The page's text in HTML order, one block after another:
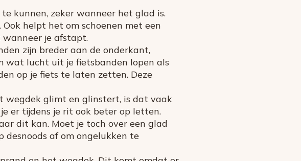
kunnen, zeker wanneer het glad is.
helpt het om schoenen met een
je afstapt.
zijn breder aan de onderkant,
wat lucht uit je fietsbanden lopen als
op je fiets te laten zetten. Deze
wegdek glimt en glinstert, is dat vaak
er tijdens je rit ook beter op letten.
dit kan. Moet je toch over een glad
desnoods af om ongelukken te